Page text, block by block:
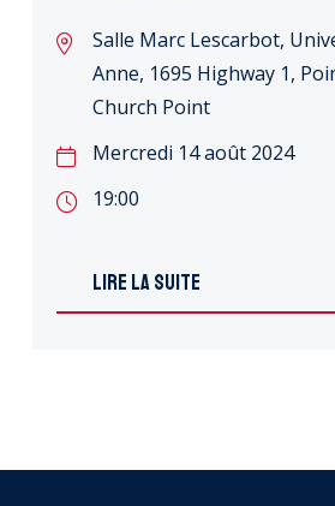
Salle Marc Lescarbot,
Anne, 1695 Highway 1,
Church Point
Mercredi 14 août 2024
19:00
LIRE LA SUITE